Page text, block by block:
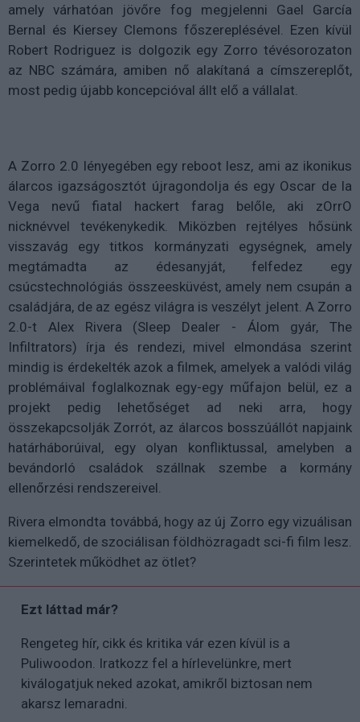
amely várhatóan jövőre fog megjelenni Gael García
Bernal és Kiersey Clemons főszereplésével. Ezen kívül
Robert Rodriguez is dolgozik egy Zorro tévésorozaton
az NBC számára, amiben nő alakítaná a címszereplőt,
most pedig újabb koncepcióval állt elő a vállalat.
A Zorro 2.0 lényegében egy reboot lesz, ami az ikonikus
álarcos igazságosztót újragondolja és egy Oscar de la
Vega nevű fiatal hackert farag belőle, aki zOrrO
nicknévvel tevékenykedik. Miközben rejtélyes hősünk
visszavág egy titkos kormányzati egységnek, amely
megtámadta az édesanyját, felfedez egy
csúcstechnológiás összeesküvést, amely nem csupán a
családjára, de az egész világra is veszélyt jelent. A Zorro
2.0-t Alex Rivera (Sleep Dealer - Álom gyár, The
Infiltrators) írja és rendezi, mivel elmondása szerint
mindig is érdekelték azok a filmek, amelyek a valódi világ
problémáival foglalkoznak egy-egy műfajon belül, ez a
projekt pedig lehetőséget ad neki arra, hogy
összekapcsolják Zorrót, az álarcos bosszúállót napjaink
határháborúival, egy olyan konfliktussal, amelyben a
bevándorló családok szállnak szembe a kormány
ellenőrzési rendszereivel.
Rivera elmondta továbbá, hogy az új Zorro egy vizuálisan
kiemelkedő, de szociálisan földhözragadt sci-fi film lesz.
Szerintetek működhet az ötlet?
Ezt láttad már?
Rengeteg hír, cikk és kritika vár ezen kívül is a
Puliwoodon. Iratkozz fel a hírlevelünkre, mert
kiválogatjuk neked azokat, amikről biztosan nem
akarsz lemaradni.